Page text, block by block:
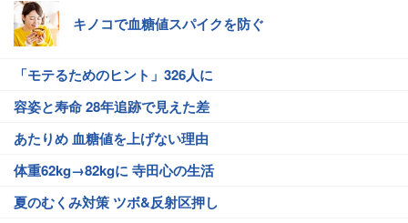
キノコで血糖値スパイクを防ぐ
「モテるためのヒント」326人に
容姿と寿命 28年追跡で見えた差
あたりめ 血糖値を上げない理由
体重62kg→82kgに 寺田心の生活
夏のむくみ対策 ツボ&反射区押し